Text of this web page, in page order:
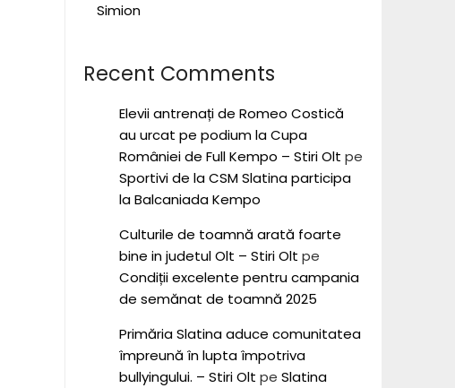
Simion
Recent Comments
Elevii antrenați de Romeo Costică
au urcat pe podium la Cupa
României de Full Kempo – Stiri Olt pe
Sportivi de la CSM Slatina participa
la Balcaniada Kempo
Culturile de toamnă arată foarte
bine in judetul Olt – Stiri Olt pe
Condiții excelente pentru campania
de semănat de toamnă 2025
Primăria Slatina aduce comunitatea
împreună în lupta împotriva
bullyingului. – Stiri Olt pe Slatina